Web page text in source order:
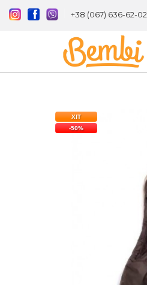
+38 (067) 636-62-02
ХІТ
-50%